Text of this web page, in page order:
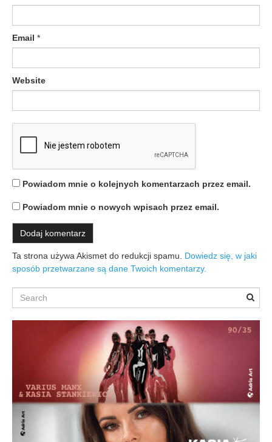
s
u
Email *
Website
Powiadom mnie o kolejnych komentarzach przez email.
Powiadom mnie o nowych wpisach przez email.
Ta strona używa Akismet do redukcji spamu. Dowiedz się, w jaki
sposób przetwarzane są dane Twoich komentarzy.
Search